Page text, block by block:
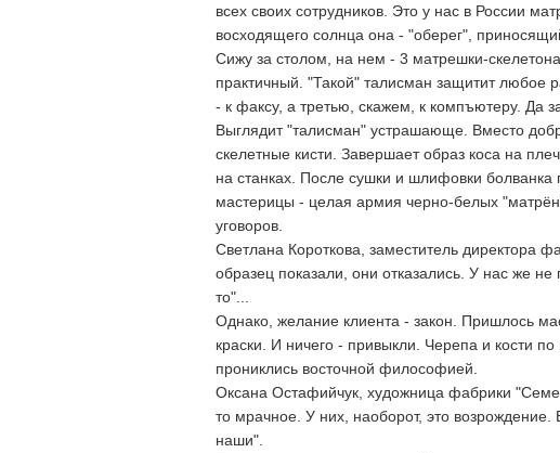
всех своих сотрудников. Это у нас в России
восходящего солнца она - "оберег",
Сижу за столом, на нем - 3 матрешки-
практичный. "Такой" талисман защитит любое
- к факсу, а третью, скажем, к компъютеру. Да
Выглядит "талисман" устрашающе. Вместо
скелетные кисти. Завершает образ коса на
на станках. После сушки и шлифовки
мастерицы - целая армия черно-белых
уговоров.
Светлана Короткова, заместитель директора
образец показали, они отказались. У нас же
то"...
Однако, желание клиента - закон. Пришлось
краски. И ничего - привыкли. Черепа и кости
прониклись восточной философией.
Оксана Остафийчук, художница фабрики
то мрачное. У них, наоборот, это возрождение.
наши".